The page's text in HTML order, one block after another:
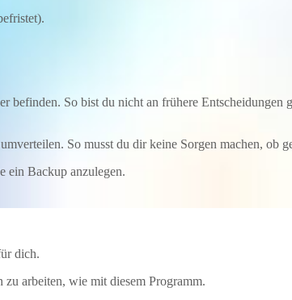
So bist du nicht an frühere Entscheidungen
So musst du dir keine Sorgen machen, ob
ein Backup anzulegen.
dich.
arbeiten, wie mit diesem Programm.